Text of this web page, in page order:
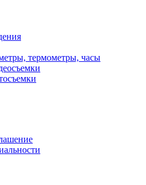
термометры, часы